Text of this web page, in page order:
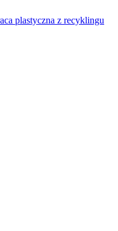
plastyczna z recyklingu